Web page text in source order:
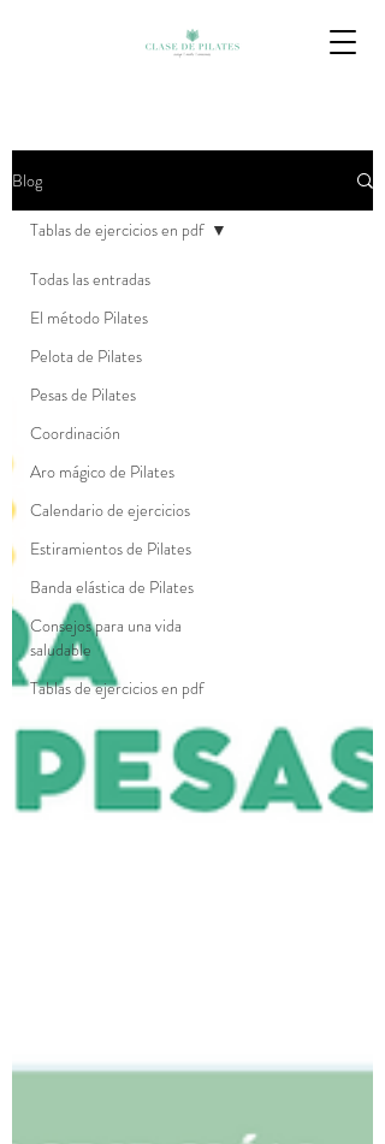
Blog
Todas las entradas
El método Pilates
Pelota de Pilates
Pesas de Pilates
Coordinación
Aro mágico de Pilates
Calendario de ejercicios
Estiramientos de Pilates
Banda elástica de Pilates
Consejos para una vida
saludable
Tablas de ejercicios en pdf
Tablas de ejercicios en pdf